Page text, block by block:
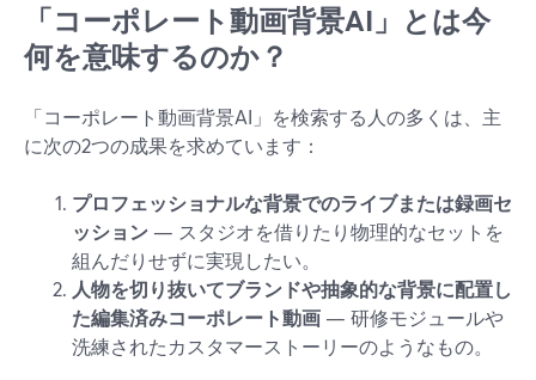
「コーポレート動画背景AI」とは今
何を意味するのか？
「コーポレート動画背景AI」を検索する人の多くは、主
に次の2つの成果を求めています：
プロフェッショナルな背景でのライブまたは録画セ
ッション — スタジオを借りたり物理的なセットを
組んだりせずに実現したい。
人物を切り抜いてブランドや抽象的な背景に配置し
た編集済みコーポレート動画 — 研修モジュールや
洗練されたカスタマーストーリーのようなもの。